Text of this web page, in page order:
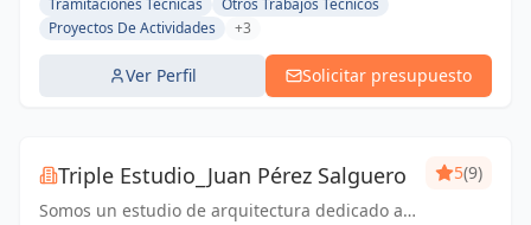
industriales,...
Tramitaciones Técnicas
Otros Trabajos Técnicos
Proyectos De Actividades
+3
Ver Perfil Solicitar presupuesto
Triple Estudio_Juan Pérez Salguero
Somos un estudio de arquitectura dedicado a
5(9)